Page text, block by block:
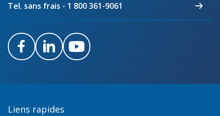
Tel. sans frais - 1 800 361-9061
FacebookLinkedInYoutube
Liens rapides